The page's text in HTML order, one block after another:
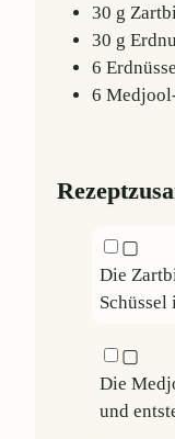
30 g
30 g
6 Erdnüsse
6
▢
Die
▢
Die
und